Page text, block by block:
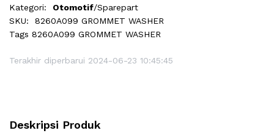
Kategori:
Otomotif/Sparepart
SKU:
8260A099 GROMMET WASHER
Tags 8260A099 GROMMET WASHER
Terakhir diperbarui 2024-06-23 10:45:45
Deskripsi Produk